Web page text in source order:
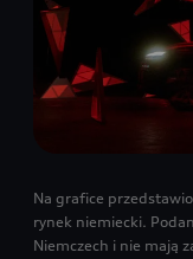
Na grafice
rynek niemiecki.
Niemczech i nie mają